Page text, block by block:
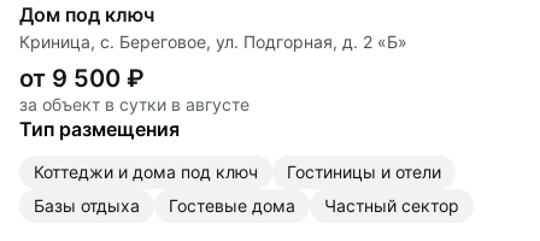
Дом под ключ
Криница, с. Береговое, ул. Подгорная, д. 2 «Б»
от 9 500 ₽
за объект в сутки в августе
Тип размещения
коттеджи и дома под ключ
гостиницы и отели
базы отдыха
гостевые дома частный сектор